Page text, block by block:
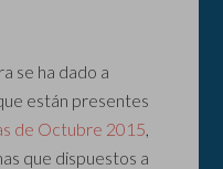
se ha dado a
están presentes
de Octubre 2015,
que dispuestos a